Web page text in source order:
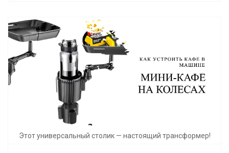
Этот универсальный столик — настоящий трансформер!